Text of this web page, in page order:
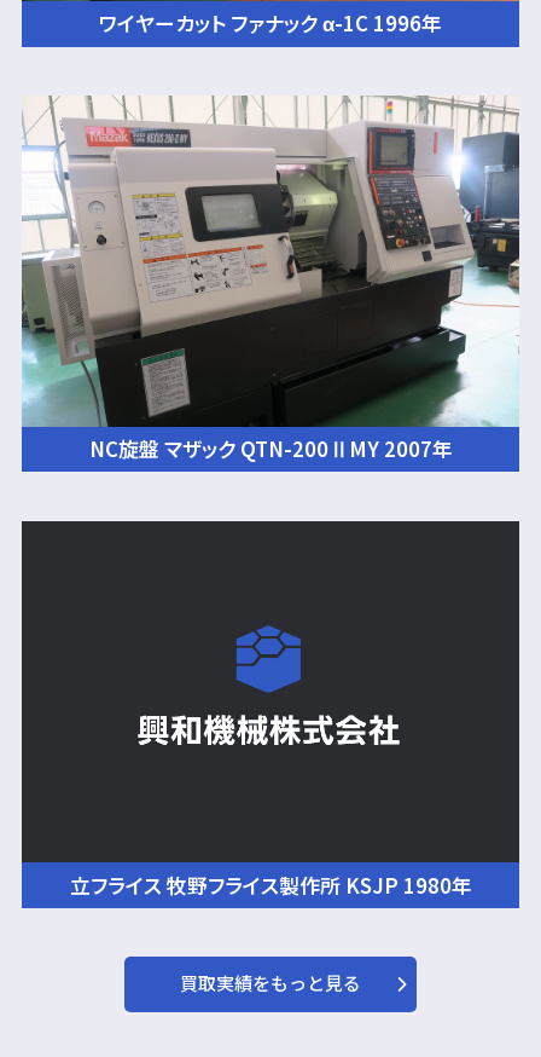
ワイヤーカット ファナック α-1C 1996年
NC旋盤 マザック QTN-200ⅡMY 2007年
立フライス 牧野フライス製作所 KSJP 1980年
買取実績をもっと見る